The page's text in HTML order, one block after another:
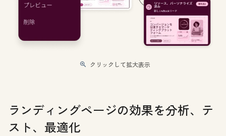
クリックして拡大表示
ランディングページの効果を分析、テ
スト、最適化